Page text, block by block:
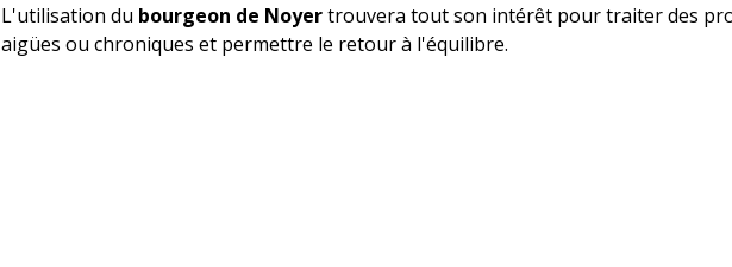
L'utilisation du bourgeon de Noyer trouvera tout son intérêt pour traiter des
aigües ou chroniques et permettre le retour à l'équilibre.